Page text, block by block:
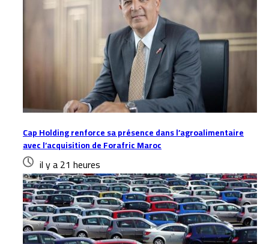
Cap Holding renforce sa présence dans l’agroalimentaire
avec l’acquisition de Forafric Maroc
il y a 21 heures